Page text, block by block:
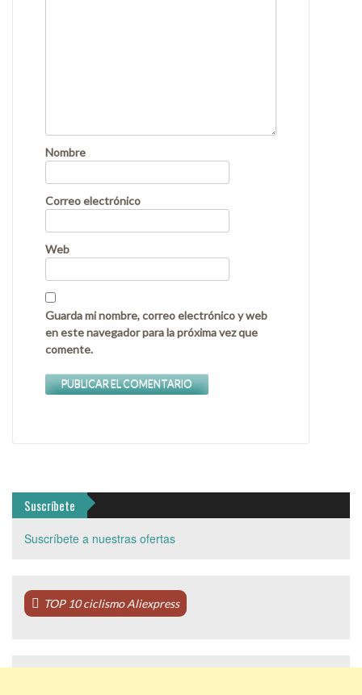
Nombre
Correo electrónico
Web
Guarda mi nombre, correo electrónico y web
en este navegador para la próxima vez que
comente.
Suscríbete
Suscríbete a nuestras ofertas
TOP 10 ciclismo Aliexpress